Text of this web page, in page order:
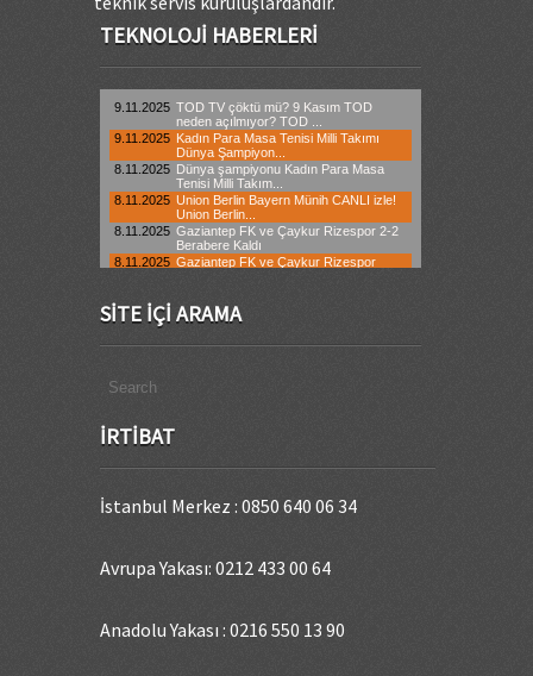
TEKNOLOJI HABERLERI
SITE İÇI ARAMA
İRTIBAT
İstanbul Merkez : 0850 640 06 34
Avrupa Yakası: 0212 433 00 64
Anadolu Yakası : 0216 550 13 90